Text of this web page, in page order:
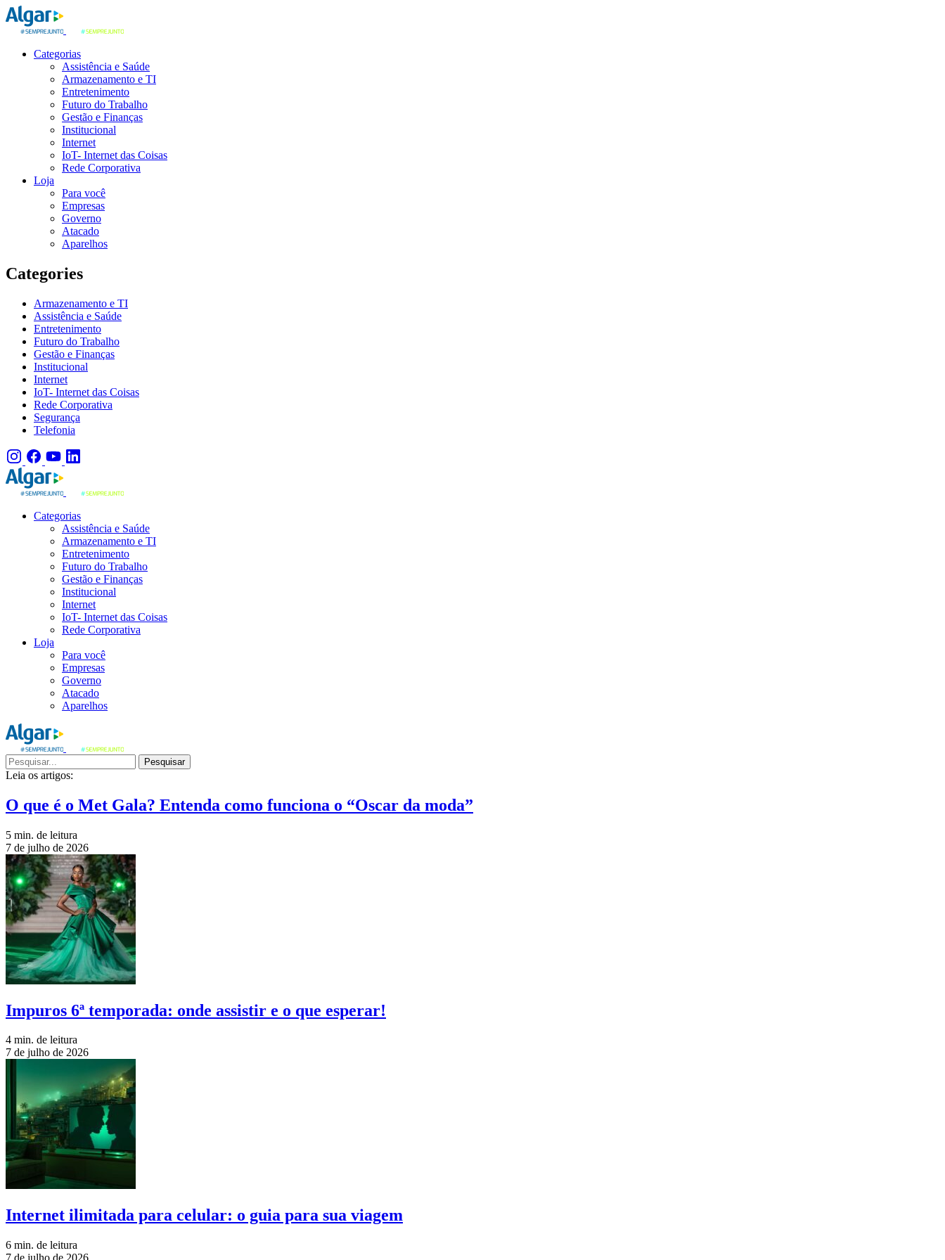
Categorias
Assistência e Saúde
Armazenamento e TI
Entretenimento
Futuro do Trabalho
Gestão e Finanças
Institucional
Internet
IoT- Internet das Coisas
Rede Corporativa
Loja
Para você
Empresas
Governo
Atacado
Aparelhos
Categories
Armazenamento e TI
Assistência e Saúde
Entretenimento
Futuro do Trabalho
Gestão e Finanças
Institucional
Internet
IoT- Internet das Coisas
Rede Corporativa
Segurança
Telefonia
Categorias
Assistência e Saúde
Armazenamento e TI
Entretenimento
Futuro do Trabalho
Gestão e Finanças
Institucional
Internet
IoT- Internet das Coisas
Rede Corporativa
Loja
Para você
Empresas
Governo
Atacado
Aparelhos
Pesquisar
Leia os artigos:
O que é o Met Gala? Entenda como funciona o “Oscar da moda”
5 min. de leitura
7 de julho de 2026
Impuros 6ª temporada: onde assistir e o que esperar!
4 min. de leitura
7 de julho de 2026
Internet ilimitada para celular: o guia para sua viagem
6 min. de leitura